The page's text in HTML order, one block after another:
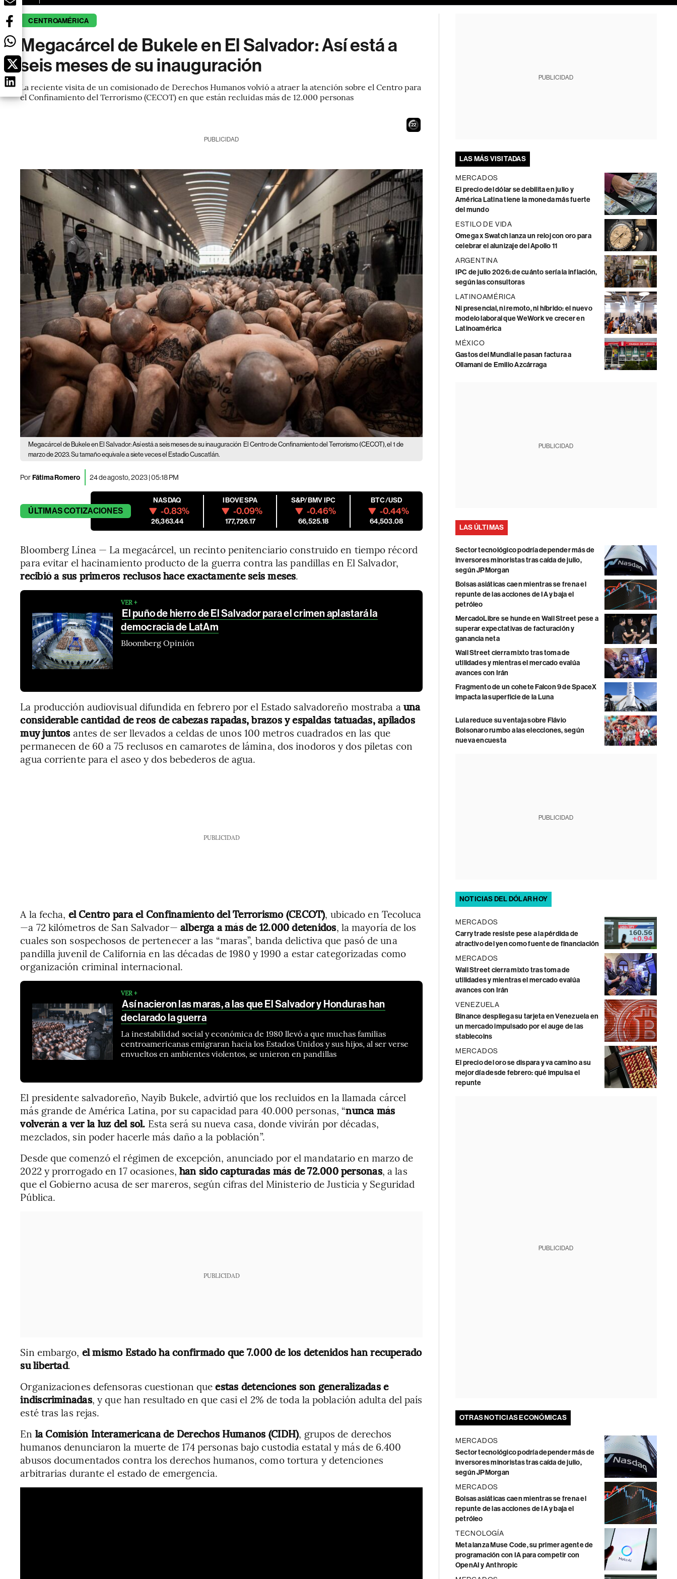
CENTROAMÉRICA
Megacárcel de Bukele en El Salvador: Así está a
seis meses de su inauguración
La reciente visita de un comisionado de Derechos Humanos volvió a atraer la atención sobre el Centro para
el Confinamiento del Terrorismo (CECOT) en que están recluidas más de 12.000 personas
21
PUBLICIDAD
Megacárcel de Bukele en El Salvador: Así está a seis meses de su inauguración El Centro de Confinamiento del Terrorismo (CECOT), el 1 de
marzo de 2023. Su tamaño equivale a siete veces el Estadio Cuscatlán.
PorFátima Romero 24 de agosto, 2023 | 05:18 PM
ÚLTIMASCOTIZACIONES
NASDAQ
-0.83%
26,363.44
IBOVESPA
-0.09%
177,726.17
S&P/BMV IPC
-0.46%
66,525.18
BTC/USD
-0.44%
64,503.08
Bloomberg Línea — La megacárcel, un recinto penitenciario construido en tiempo récord
para evitar el hacinamiento producto de la guerra contra las pandillas en El Salvador,
recibió a sus primeros reclusos hace exactamente seis meses.
VER +
El puño de hierro de El Salvador para el crimen aplastará la
democracia de LatAm
Bloomberg Opinión
La producción audiovisual difundida en febrero por el Estado salvadoreño mostraba a una
considerable cantidad de reos de cabezas rapadas, brazos y espaldas tatuadas, apilados
muy juntos antes de ser llevados a celdas de unos 100 metros cuadrados en las que
permanecen de 60 a 75 reclusos en camarotes de lámina, dos inodoros y dos piletas con
agua corriente para el aseo y dos bebederos de agua.
PUBLICIDAD
A la fecha, el Centro para el Confinamiento del Terrorismo (CECOT), ubicado en Tecoluca
—a 72 kilómetros de San Salvador— alberga a más de 12.000 detenidos, la mayoría de los
cuales son sospechosos de pertenecer a las “maras”, banda delictiva que pasó de una
pandilla juvenil de California en las décadas de 1980 y 1990 a estar categorizadas como
organización criminal internacional.
VER +
Así nacieron las maras, a las que El Salvador y Honduras han
declarado la guerra
La inestabilidad social y económica de 1980 llevó a que muchas familias
centroamericanas emigraran hacia los Estados Unidos y sus hijos, al ser verse
envueltos en ambientes violentos, se unieron en pandillas
El presidente salvadoreño, Nayib Bukele, advirtió que los recluidos en la llamada cárcel
más grande de América Latina, por su capacidad para 40.000 personas, “nunca más
volverán a ver la luz del sol. Esta será su nueva casa, donde vivirán por décadas,
mezclados, sin poder hacerle más daño a la población”.
Desde que comenzó el régimen de excepción, anunciado por el mandatario en marzo de
2022 y prorrogado en 17 ocasiones, han sido capturadas más de 72.000 personas, a las
que el Gobierno acusa de ser mareros, según cifras del Ministerio de Justicia y Seguridad
Pública.
PUBLICIDAD
Sin embargo, el mismo Estado ha confirmado que 7.000 de los detenidos han recuperado
su libertad.
Organizaciones defensoras cuestionan queestas detenciones son generalizadas e
indiscriminadas, y que han resultado en que casi el 2% de toda la población adulta del país
esté tras las rejas.
En la Comisión Interamericana de Derechos Humanos (CIDH), grupos de derechos
humanos denunciaron la muerte de 174 personas bajo custodia estatal y más de 6.400
abusos documentados contra los derechos humanos, como tortura y detenciones
arbitrarias durante el estado de emergencia.
PUBLICIDAD
LAS MÁS VISITADAS
MERCADOS
El precio del dólar se debilita en julio y
América Latina tiene la moneda más fuerte
del mundo
ESTILO DE VIDA
Omega x Swatch lanza un reloj con oro para
celebrar el alunizaje del Apollo 11
ARGENTINA
IPC de julio 2026: de cuánto sería la inflación,
según las consultoras
LATINOAMÉRICA
Ni presencial, ni remoto, ni híbrido: el nuevo
modelo laboral que WeWork ve crecer en
Latinoamérica
MÉXICO
Gastos del Mundial le pasan factura a
Ollamani de Emilio Azcárraga
PUBLICIDAD
LAS ÚLTIMAS
Sector tecnológico podría depender más de
inversores minoristas tras caída de julio,
según JPMorgan
Bolsas asiáticas caen mientras se frena el
repunte de las acciones de IA y baja el
petróleo
MercadoLibre se hunde en Wall Street pese a
superar expectativas de facturación y
ganancia neta
Wall Street cierra mixto tras toma de
utilidades y mientras el mercado evalúa
avances con Irán
Fragmento de un cohete Falcon 9 de SpaceX
impacta la superficie de la Luna
Lula reduce su ventaja sobre Flávio
Bolsonaro rumbo a las elecciones, según
nueva encuesta
PUBLICIDAD
NOTICIAS DEL DÓLAR HOY
MERCADOS
Carry trade resiste pese a la pérdida de
atractivo del yen como fuente de financiación
MERCADOS
Wall Street cierra mixto tras toma de
utilidades y mientras el mercado evalúa
avances con Irán
VENEZUELA
Binance despliega su tarjeta en Venezuela en
un mercado impulsado por el auge de las
stablecoins
MERCADOS
El precio del oro se dispara y va camino a su
mejor día desde febrero: qué impulsa el
repunte
PUBLICIDAD
OTRAS NOTICIAS ECONÓMICAS
MERCADOS
Sector tecnológico podría depender más de
inversores minoristas tras caída de julio,
según JPMorgan
MERCADOS
Bolsas asiáticas caen mientras se frena el
repunte de las acciones de IA y baja el
petróleo
TECNOLOGÍA
Meta lanza Muse Code, su primer agente de
programación con IA para competir con
OpenAI y Anthropic